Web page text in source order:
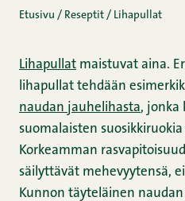
Etusivu / Reseptit / Lihapullat
Lihapullat maistuvat aina.
lihapullat tehdään
naudan jauhelihasta, jonka
suomalaisten
Korkeamman
säilyttävät mehevyytensä,
Kunnon täyteläinen